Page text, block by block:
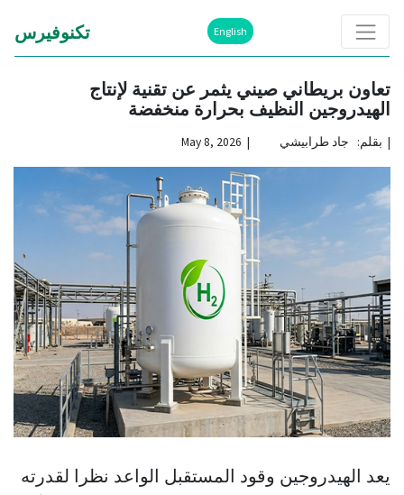
English تكنوفيرس
تعاون بريطاني صيني يثمر عن تقنية لإنتاج
الهيدروجين النظيف بحرارة منخفضة
| بقلم: جاد طرابيشي | May 8, 2026
يعد الهيدروجين وقود المستقبل الواعد نظرا لقدرته